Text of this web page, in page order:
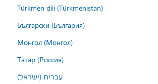
Türkmen dili (Türkmenistan)
Български (България)
Монгол (Монгол)
Татар (Россия)
עברית (ישראל)